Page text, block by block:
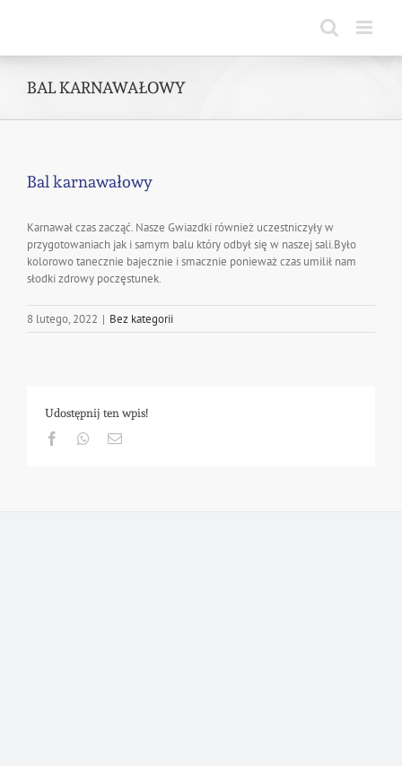
BAL KARNAWAŁOWY
Bal karnawałowy
Karnawał czas zacząć. Nasze Gwiazdki również uczestniczyły w
przygotowaniach jak i samym balu który odbył się w naszej sali.Było
kolorowo tanecznie bajecznie i smacznie ponieważ czas umilił nam
słodki zdrowy poczęstunek.
8 lutego, 2022 | Bez kategorii
Udostępnij ten wpis!
FacebookWhatsapp
Email